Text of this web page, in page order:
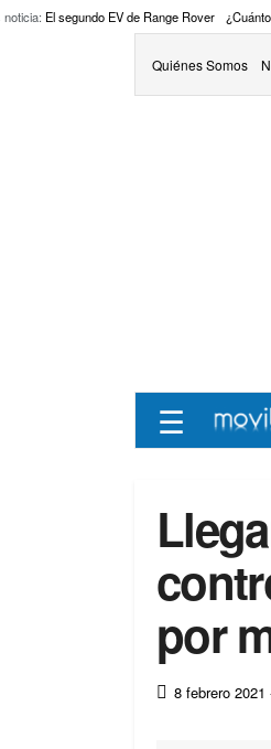
noticia: El segundo EV de Range Rover
Quiénes Somos
☰
por
8 febrero 2021